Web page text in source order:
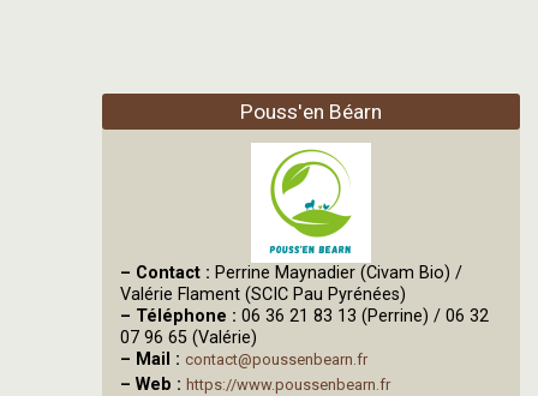
Pouss'en Béarn
– Contact : Perrine Maynadier (Civam Bio) /
Valérie Flament (SCIC Pau Pyrénées)
– Téléphone : 06 36 21 83 13 (Perrine) / 06 32
07 96 65 (Valérie)
– Mail : contact@poussenbearn.fr
– Web : https://www.poussenbearn.fr